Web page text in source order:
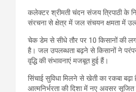
कलेक्टर श्रीमती चंदन संजय त्रिपाठी के
संरचना से क्षेत्र में जल संचयन क्षमता में
चेक डेम से सीधे तौर पर 10 किसानों की
है। जल उपलब्धता बढ़ने से किसानों ने
वृद्धि की संभावनाएं मजबूत हुई हैं।
सिंचाई सुविधा मिलने से खेती का रकबा
आत्मनिर्भरता की दिशा में नए अवसर सृजित